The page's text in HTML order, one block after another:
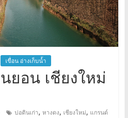
เขื่อน อ่างเก็บน้ำ
ยอน เชียงใหม่
บ่อดินเก่า, หางดง, เชียงใหม่, แกรนด์